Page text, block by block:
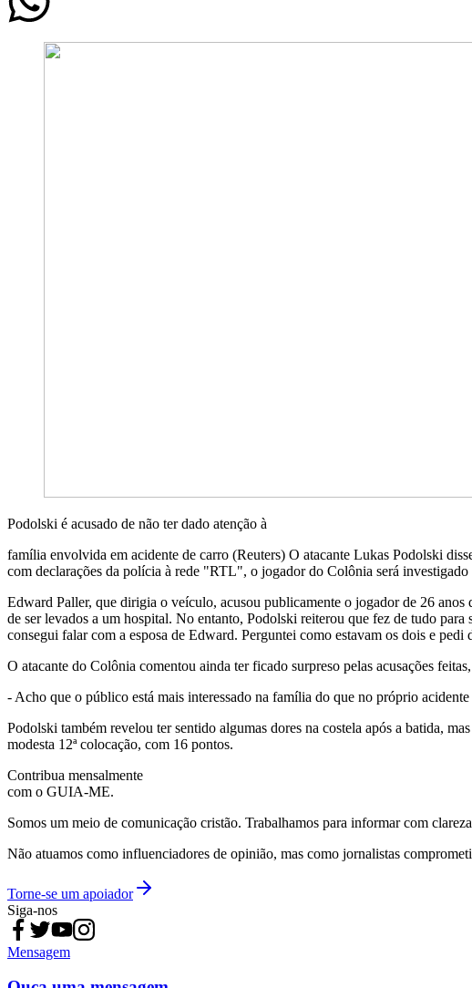
Podolski é acusado de não ter dado atenção à
família envolvida em acidente de carro (Reuters) O atacante Lukas Podolski
com declarações da polícia à rede "RTL", o jogador do Colônia será
Edward Paller, que dirigia o veículo, acusou publicamente o jogador de 26
de ser levados a um hospital. No entanto, Podolski reiterou que fez de tudo
consegui falar com a esposa de Edward. Perguntei como estavam os dois e
O atacante do Colônia comentou ainda ter ficado surpreso pelas acusações
- Acho que o público está mais interessado na família do que no próprio
Podolski também revelou ter sentido algumas dores na costela após a batida,
modesta 12ª colocação, com 16 pontos.
Contribua mensalmente
com o GUIA-ME.
Somos um meio de comunicação cristão. Trabalhamos para informar com
Não atuamos como influenciadores de opinião, mas como jornalistas
Torne-se um apoiador
Siga-nos
Mensagem